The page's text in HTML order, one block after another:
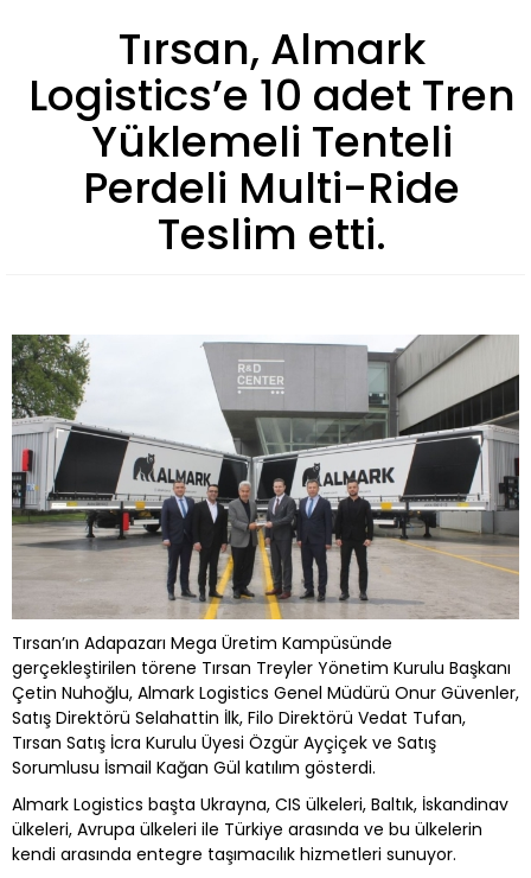
Tırsan, Almark
Logistics’e 10 adet Tren
Yüklemeli Tenteli
Perdeli Multi-Ride
Teslim etti.
Tırsan’ın Adapazarı Mega Üretim Kampüsünde
gerçekleştirilen törene Tırsan Treyler Yönetim Kurulu Başkanı
Çetin Nuhoğlu, Almark Logistics Genel Müdürü Onur Güvenler,
Satış Direktörü Selahattin İlk, Filo Direktörü Vedat Tufan,
Tırsan Satış İcra Kurulu Üyesi Özgür Ayçiçek ve Satış
Sorumlusu İsmail Kağan Gül katılım gösterdi.
Almark Logistics başta Ukrayna, CIS ülkeleri, Baltık, İskandinav
ülkeleri, Avrupa ülkeleri ile Türkiye arasında ve bu ülkelerin
kendi arasında entegre taşımacılık hizmetleri sunuyor.